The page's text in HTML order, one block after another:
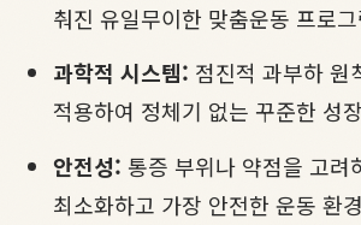
춰진 유일무이한 맞춤운동 프로
과학적 시스템: 점진적 과부하 원
적용하여 정체기 없는 꾸준한 성
안전성: 통증 부위나 약점을 고려
최소화하고 가장 안전한 운동 환